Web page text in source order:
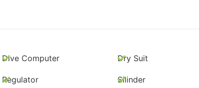
Dive Computer Dry Suit
Regulator Silinder